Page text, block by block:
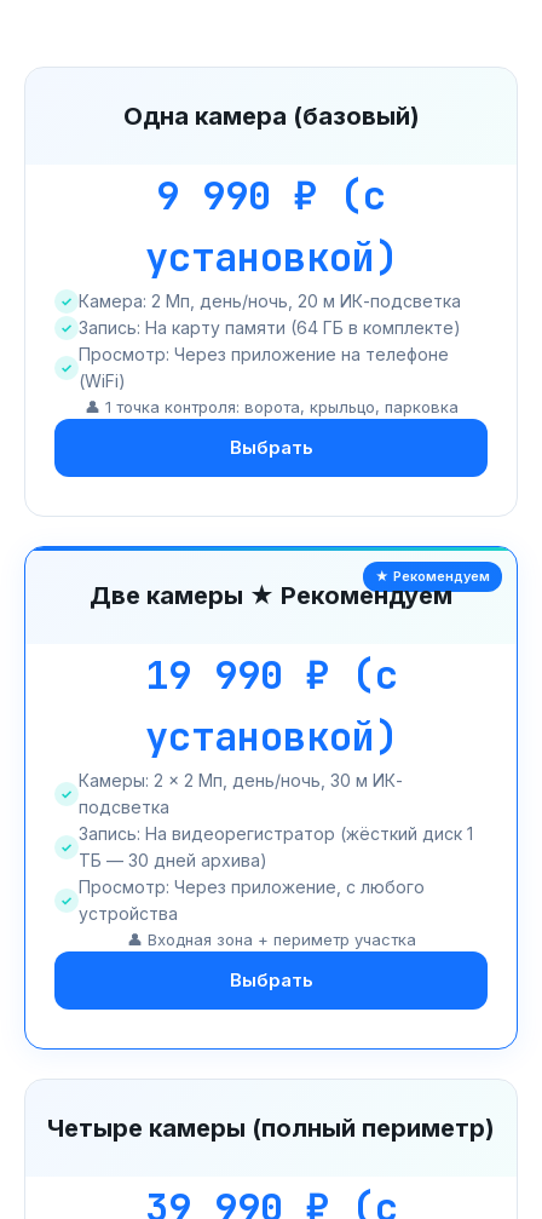
Одна камера (базовый)
9 990 ₽ (с
установкой)
Камера: 2 Мп, день/ночь, 20 м ИК-подсветка
Запись: На карту памяти (64 ГБ в комплекте)
Просмотр: Через приложение на телефоне
(WiFi)
👤 1 точка контроля: ворота, крыльцо, парковка
Выбрать
★ Рекомендуем
Две камеры ★ Рекомендуем
19 990 ₽ (с
установкой)
Камеры: 2 × 2 Мп, день/ночь, 30 м ИК-
подсветка
Запись: На видеорегистратор (жёсткий диск 1
ТБ — 30 дней архива)
Просмотр: Через приложение, с любого
устройства
👤 Входная зона + периметр участка
Выбрать
Четыре камеры (полный периметр)
39 990 ₽ (с